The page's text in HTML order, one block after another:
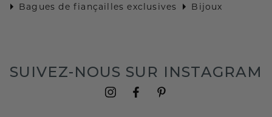
Bagues de fiançailles exclusives
Bijoux
SUIVEZ-NOUS SUR INSTAGRAM